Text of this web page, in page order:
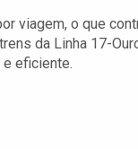
viagem, o que
da Linha 17-
eficiente.